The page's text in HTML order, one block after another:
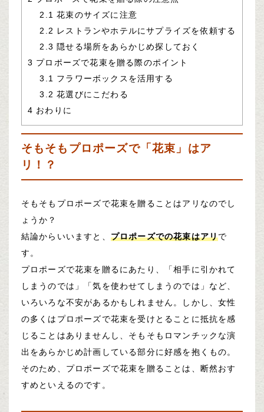
2.1 花束のサイズに注意
2.2 レストランやホテルにサプライズを依頼する
2.3 隠せる場所をあらかじめ探しておく
3 プロポーズで花束を贈る際のポイント
3.1 フラワーボックスを活用する
3.2 花選びにこだわる
4 おわりに
そもそもプロポーズで「花束」はア
リ！？
そもそもプロポーズで花束を贈ることはアリなのでし
ょうか？
結論からいいますと、 プロポーズでの花束はアリで
す。
プロポーズで花束を贈るにあたり、「相手に引かれて
しまうのでは」「気を使わせてしまうのでは」など、
いろいろな不安があるかもしれません。しかし、女性
の多くはプロポーズで花束を受けとることに抵抗を感
じることはありませんし、そもそもロマンチックな演
出をあらかじめ計画している部分に好感を抱くもの。
そのため、プロポーズで花束を贈ることは、断然おす
すめといえるのです。